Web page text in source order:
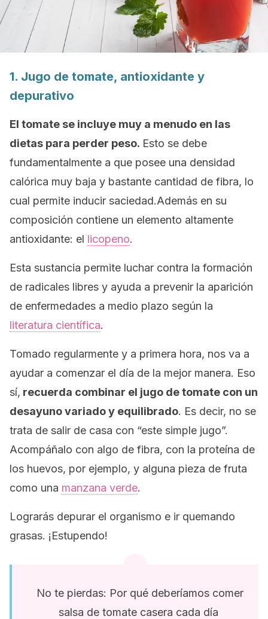
1. Jugo de tomate, antioxidante y
depurativo
El tomate se incluye muy a menudo en las
dietas para perder peso. Esto se debe
fundamentalmente a que posee una densidad
calórica muy baja y bastante cantidad de fibra, lo
cual permite inducir saciedad.Además en su
composición contiene un elemento altamente
antioxidante: el licopeno.
Esta sustancia permite luchar contra la formación
de radicales libres y ayuda a prevenir la aparición
de enfermedades a medio plazo según la
literatura científica.
Tomado regularmente y a primera hora, nos va a
ayudar a comenzar el día de la mejor manera. Eso
sí, recuerda combinar el jugo de tomate con un
desayuno variado y equilibrado. Es decir, no se
trata de salir de casa con “este simple jugo”.
Acompáñalo con algo de fibra, con la proteína de
los huevos, por ejemplo, y alguna pieza de fruta
como una manzana verde.
Lograrás depurar el organismo e ir quemando
grasas. ¡Estupendo!
No te pierdas: Por qué deberíamos comer
salsa de tomate casera cada día